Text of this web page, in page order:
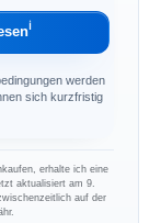
ℹ︎
werden
sich kurzfristig
erhalte ich eine
aktualisiert am 9.
auf der